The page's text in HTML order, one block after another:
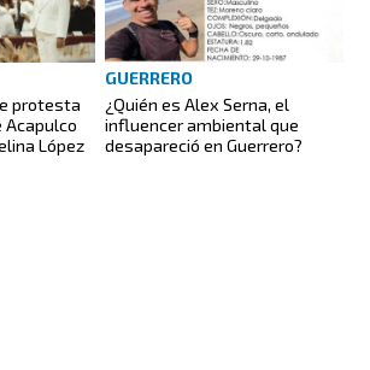
protesta
Acapulco
López
GUERRERO
¿Quién es Alex Serna, el
influencer ambiental que
desapareció en Guerrero?